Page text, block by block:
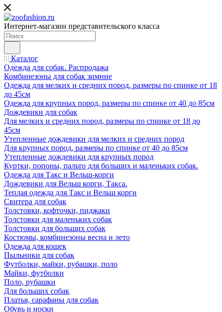
Интернет-магазин представительского класса
Каталог
Одежда для собак. Распродажа
Комбинезоны для собак зимние
Одежда для мелких и средних пород, размеры по спинке от 18
до 45см
Одежда для крупных пород, размеры по спинке от 40 до 85см
Дождевики для собак
Для мелких и средних пород, размеры по спинке от 18 до
45см
Утепленные дождевики для мелких и средних пород
Для крупных пород, размеры по спинке от 40 до 85см
Утепленные дождевики для крупных пород
Куртки, попоны, пальто для больших и маленьких собак.
Одежда для Такс и Вельш-корги
Дождевики для Вельш корги, Такса.
Теплая одежда для Такс и Вельш корги
Свитера для собак
Толстовки, кофточки, пиджаки
Толстовки для маленьких собак
Толстовки для больших собак
Костюмы, комбинезоны весна и лето
Одежда для кошек
Пыльники для собак
Футболки, майки, рубашки, поло
Майки, футболки
Поло, рубашки
Для больших собак
Платья, сарафаны для собак
Обувь и носки